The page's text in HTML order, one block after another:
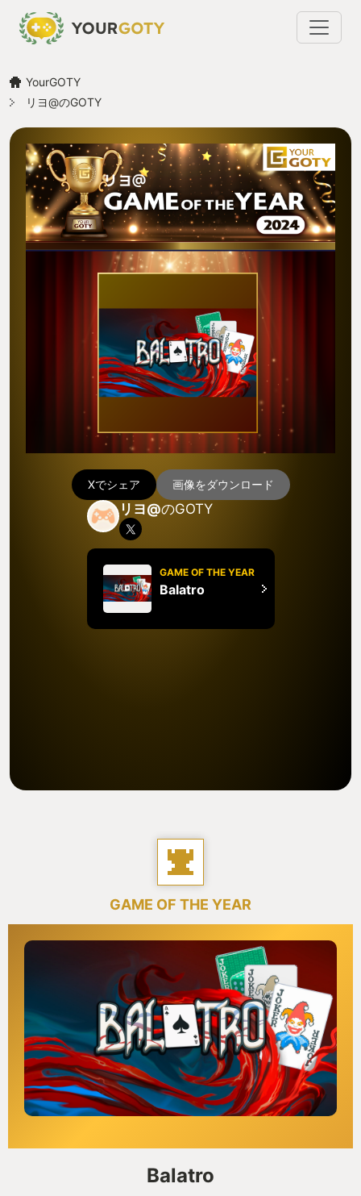
YourGOTY
リヨ@のGOTY
Xでシェア 画像をダウンロード
リヨ@のGOTY
GAME OF THE YEAR
Balatro
GAME OF THE YEAR
Balatro